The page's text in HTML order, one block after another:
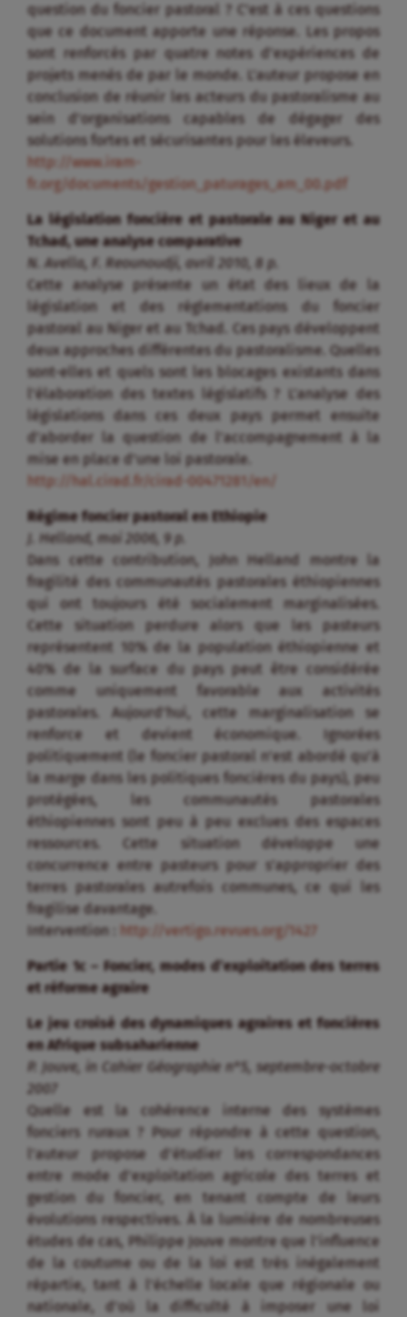
question du foncier pastoral ? C’est à ces questions
que ce document apporte une réponse. Les propos
sont renforcés par quatre notes d’expériences de
projets menés de par le monde. L’auteur propose en
conclusion de réunir les acteurs du pastoralisme au
sein d’organisations capables de dégager des
solutions fortes et sécurisantes pour les éleveurs.
http://www.iram-
fr.org/documents/gestion_paturages_am_00.pdf
La législation foncière et pastorale au Niger et au
Tchad, une analyse comparative
N. Avella, F. Reounoudji, avril 2010, 8 p.
Cette analyse présente un état des lieux de la
législation et des réglementations du foncier
pastoral au Niger et au Tchad. Ces pays développent
deux approches différentes du pastoralisme. Quelles
sont-elles et quels sont les blocages existants dans
l’élaboration des textes législatifs ? L’analyse des
législations dans ces deux pays permet ensuite
d’aborder la question de l’accompagnement à la
mise en place d’une loi pastorale.
http://hal.cirad.fr/cirad-00471281/en/
Régime foncier pastoral en Ethiopie
J. Helland, mai 2006, 9 p.
Dans cette contribution, John Helland montre la
fragilité des communautés pastorales éthiopiennes
qui ont toujours été socialement marginalisées.
Cette situation perdure alors que les pasteurs
représentent 10% de la population éthiopienne et
40% de la surface du pays peut être considérée
comme uniquement favorable aux activités
pastorales. Aujourd’hui, cette marginalisation se
renforce et devient économique. Ignorées
politiquement (le foncier pastoral n’est abordé qu’à
la marge dans les politiques foncières du pays), peu
protégées, les communautés pastorales
éthiopiennes sont peu à peu exclues des espaces
ressources. Cette situation développe une
concurrence entre pasteurs pour s’approprier des
terres pastorales autrefois communes, ce qui les
fragilise davantage.
Intervention :
http://vertigo.revues.org/1427
Partie 1c – Foncier, modes d’exploitation des terres
et réforme agraire
Le jeu croisé des dynamiques agraires et foncières
en Afrique subsaharienne
P. Jouve, in Cahier Géographie n°5, septembre-octobre
2007
Quelle est la cohérence interne des systèmes
fonciers ruraux ? Pour répondre à cette question,
l’auteur propose d’étudier les correspondances
entre mode d’exploitation agricole des terres et
gestion du foncier, en tenant compte de leurs
évolutions respectives. À la lumière de nombreuses
études de cas, Philippe Jouve montre que l’influence
de la coutume ou de la loi est très inégalement
répartie, tant à l’échelle locale que régionale ou
nationale, d’où la difficulté à imposer une loi